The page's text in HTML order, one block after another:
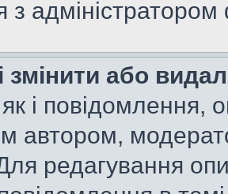
з
змінити або
і повідомлення,
автором,
редагування